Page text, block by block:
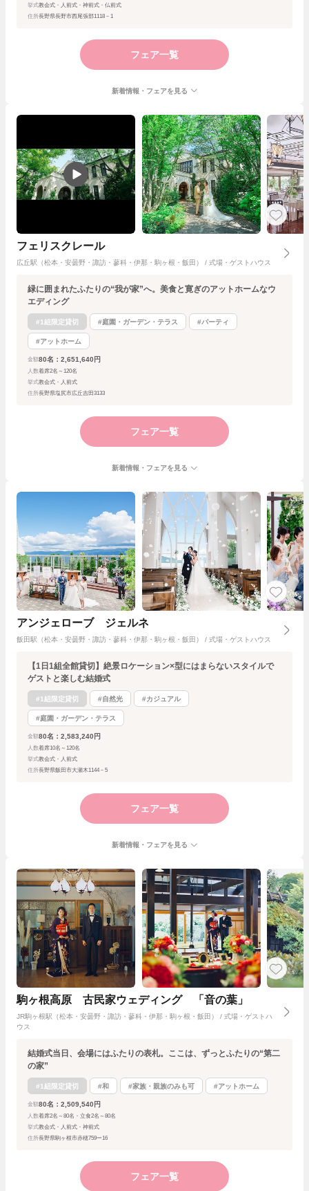
挙式教会式・人前式・神前式・仏前式
住所長野県長野市西尾張部1118－1
フェア一覧
新着情報・フェアを見る
フェリスクレール
広丘駅（松本・安曇野・諏訪・蓼科・伊那・駒ヶ根・飯田） / 式場・ゲストハウス
緑に囲まれたふたりの“我が家”へ。美食と寛ぎのアットホームなウ
エディング
#1組限定貸切 #庭園・ガーデン・テラス #パーティ
#アットホーム
金額80名：2,651,640円
人数着席2名～120名
挙式教会式・人前式
住所長野県塩尻市広丘吉田3133
フェア一覧
新着情報・フェアを見る
アンジェローブ ジェルネ
飯田駅（松本・安曇野・諏訪・蓼科・伊那・駒ヶ根・飯田） / 式場・ゲストハウス
【1日1組全館貸切】絶景ロケーション×型にはまらないスタイルで
ゲストと楽しむ結婚式
#1組限定貸切 #自然光 #カジュアル
#庭園・ガーデン・テラス
金額80名：2,583,240円
人数着席10名～120名
挙式教会式・人前式
住所長野県飯田市大瀬木1144－5
フェア一覧
新着情報・フェアを見る
駒ヶ根高原 古民家ウェディング 「音の葉」
JR駒ヶ根駅（松本・安曇野・諏訪・蓼科・伊那・駒ヶ根・飯田） / 式場・ゲストハ
ウス
結婚式当日、会場にはふたりの表札。ここは、ずっとふたりの“第二
の家”
#1組限定貸切 #和 #家族・親族のみも可 #アットホーム
金額80名：2,509,540円
人数着席2名～80名・立食2名～80名
挙式教会式・人前式・神前式
住所長野県駒ヶ根市赤穂759ー16
フェア一覧